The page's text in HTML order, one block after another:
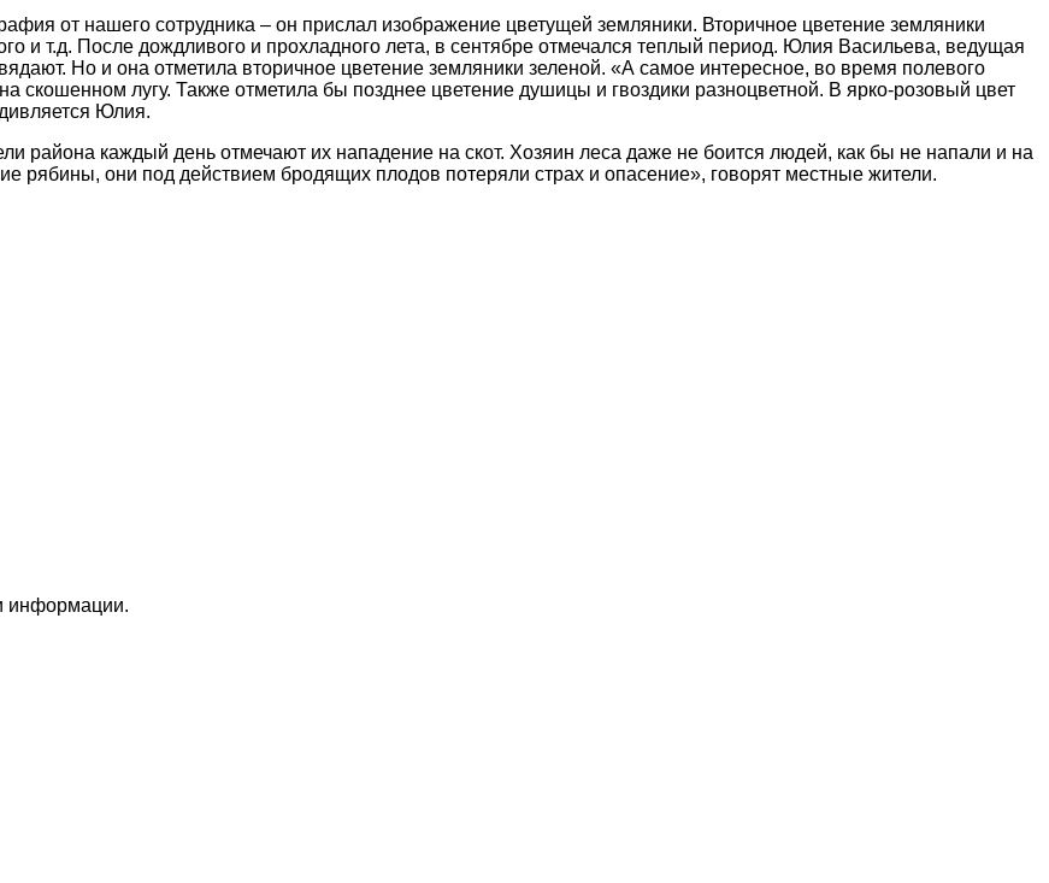
от нашего сотрудника – он прислал изображение цветущей земляники. Вторичное цветение земляники
и т.д. После дождливого и прохладного лета, в сентябре отмечался теплый период. Юлия Васильева, ведущая
Но и она отметила вторичное цветение земляники зеленой. «А самое интересное, во время полевого
скошенном лугу. Также отметила бы позднее цветение душицы и гвоздики разноцветной. В ярко-розовый цвет
Юлия.
района каждый день отмечают их нападение на скот. Хозяин леса даже не боится людей, как бы не напали и на
рябины, они под действием бродящих плодов потеряли страх и опасение», говорят местные жители.
информации.